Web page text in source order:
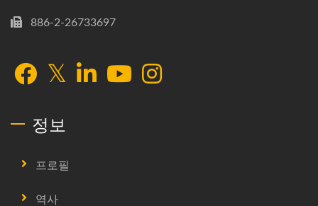
886-2-26733697
정보
프로필
역사